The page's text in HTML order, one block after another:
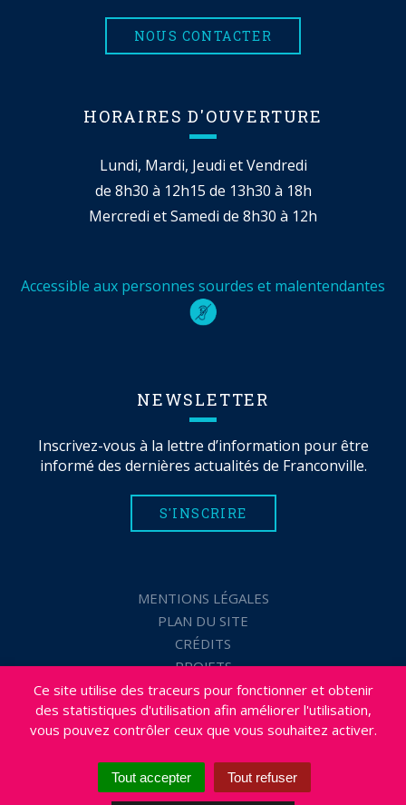
Ce site utilise des traceurs pour fonctionner et obtenir
des statistiques d'utilisation afin améliorer l'utilisation,
vous pouvez contrôler ceux que vous souhaitez activer.
Tout accepter Tout refuser
NOUS CONTACTER
HORAIRES D'OUVERTURE
Lundi, Mardi, Jeudi et Vendredi
de 8h30 à 12h15 de 13h30 à 18h
Mercredi et Samedi de 8h30 à 12h
Accessible aux personnes sourdes et malentendantes
NEWSLETTER
Inscrivez-vous à la lettre d’information pour être
informé des dernières actualités de Franconville.
S'INSCRIRE
MENTIONS LÉGALES
PLAN DU SITE
CRÉDITS
PROJETS
DÉSABONNEMENT NEWSLETTER
ACCESSIBILITÉ : NON CONFORME